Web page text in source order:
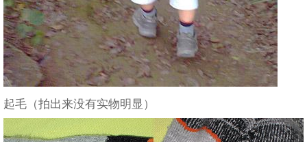
起毛（拍出来没有实物明显）